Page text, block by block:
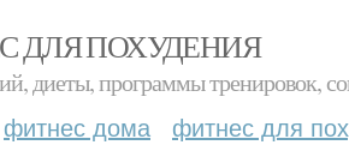
ДЛЯ ПОХУДЕНИЯ
диеты, программы тренировок,
фитнес дома фитнес для